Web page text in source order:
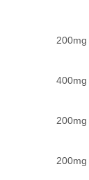
200mg
400mg
200mg
200mg